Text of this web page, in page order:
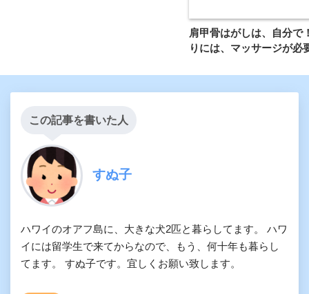
肩甲骨はがしは、自分で
りには、マッサージが必
この記事を書いた人
すぬ子
ハワイのオアフ島に、大きな犬2匹と暮らしてます。 ハワ
イには留学生で来てからなので、もう、何十年も暮らし
てます。 すぬ子です。宜しくお願い致します。